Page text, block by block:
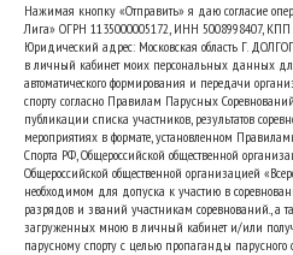
Нажимая кнопку «Отправить» я даю согласие
Лига» ОГРН 1135000005172, ИНН 5008998407, КПП
Юридический адрес: Московская область Г.
в личный кабинет моих персональных данных
автоматического формирования и передачи
спорту согласно Правилам Парусных
публикации списка участников, результатов
мероприятиях в формате, установленном
Спорта РФ, Общероссийской общественной
Общероссийской общественной организацией
необходимом для допуска к участию в
разрядов и званий участникам соревнований., а
загруженных мною в личный кабинет и/или
парусному спорту с целью пропаганды парусного